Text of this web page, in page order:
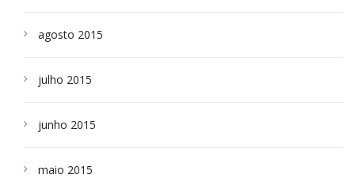
agosto 2015
julho 2015
junho 2015
maio 2015